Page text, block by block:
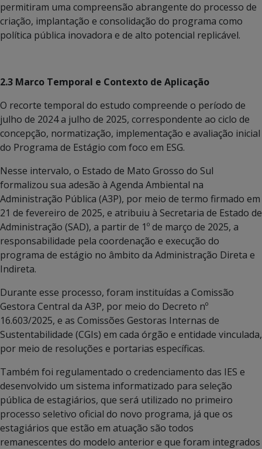
permitiram uma compreensão abrangente do processo de
criação, implantação e consolidação do programa como
política pública inovadora e de alto potencial replicável.
2.3 Marco Temporal e Contexto de Aplicação
O recorte temporal do estudo compreende o período de
julho de 2024 a julho de 2025, correspondente ao ciclo de
concepção, normatização, implementação e avaliação inicial
do Programa de Estágio com foco em ESG.
Nesse intervalo, o Estado de Mato Grosso do Sul
formalizou sua adesão à Agenda Ambiental na
Administração Pública (A3P), por meio de termo firmado em
21 de fevereiro de 2025, e atribuiu à Secretaria de Estado de
Administração (SAD), a partir de 1º de março de 2025, a
responsabilidade pela coordenação e execução do
programa de estágio no âmbito da Administração Direta e
Indireta.
Durante esse processo, foram instituídas a Comissão
Gestora Central da A3P, por meio do Decreto nº
16.603/2025, e as Comissões Gestoras Internas de
Sustentabilidade (CGIs) em cada órgão e entidade vinculada,
por meio de resoluções e portarias específicas.
Também foi regulamentado o credenciamento das IES e
desenvolvido um sistema informatizado para seleção
pública de estagiários, que será utilizado no primeiro
processo seletivo oficial do novo programa, já que os
estagiários que estão em atuação são todos
remanescentes do modelo anterior e que foram integrados